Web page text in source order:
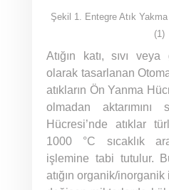
Şekil 1. Entegre Atık
(1)
Atığın katı, sıvı
olarak tasarlanan
atıkların Ön Yanma
olmadan
Hücresi’nde atıklar
1000 °C sıcaklık
işlemine tabi tutulur.
atığın organik/